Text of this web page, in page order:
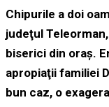
Chipurile a doi
judeţul
biserici din oraş.
apropiaţii familiei
bun caz, o